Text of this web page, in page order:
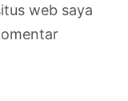
web saya